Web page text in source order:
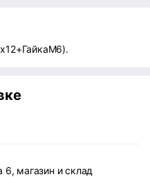
6, магазин и склад